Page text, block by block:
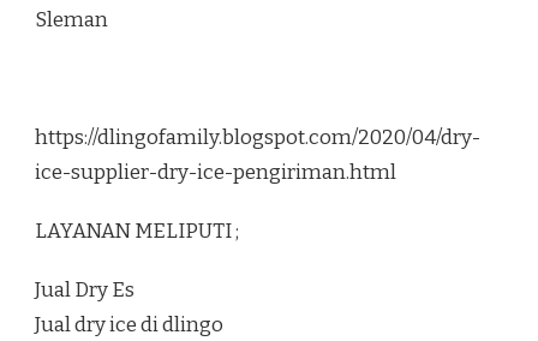
Sleman
https://dlingofamily.blogspot.com/2020/04/dry-
ice-supplier-dry-ice-pengiriman.html
LAYANAN MELIPUTI ;
Jual Dry Es
Jual dry ice di dlingo